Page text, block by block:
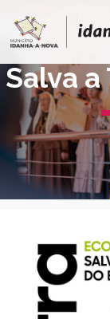
Salva